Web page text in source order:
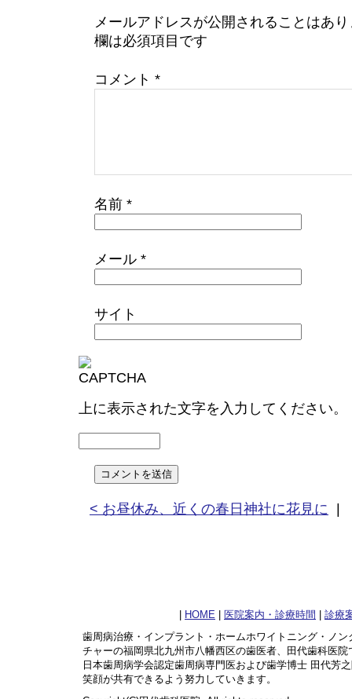
メールアドレスが公開されることはあ
欄は必須項目です
コメント *
名前 *
メール *
サイト
上に表示された文字を入力してください。
< お昼休み、近くの春日神社に花見に |
HOME 医院案内・診療時間
診療
歯周病治療・インプラント・ホームホワイトニング・ノン
チャーの福岡県北九州市八幡西区の歯医者、田代歯科医院
日本歯周病学会認定歯周病専門医および歯学博士 田代芳
笑顔が共有できるよう努力していきます。